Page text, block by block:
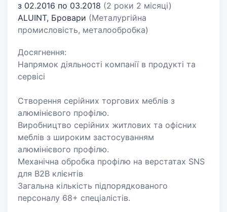
з 02.2016 по 03.2018 (2 роки 2 місяці)
ALUINT, Бровари (Металургійна
промисловість, металообробка)
Досягнення:
Напрямок діяльності компанії в продукті та
сервісі
Створення серійних торгових меблів з
алюмінієвого профілю.
Виробництво серійних житлових та офісних
меблів з широким застосуванням
алюмінієвого профілю.
Механічна обробка профілю на верстатах SNS
для B2B клієнтів
Загальна кількість підпорядкованого
персоналу 68+ спеціалістів.